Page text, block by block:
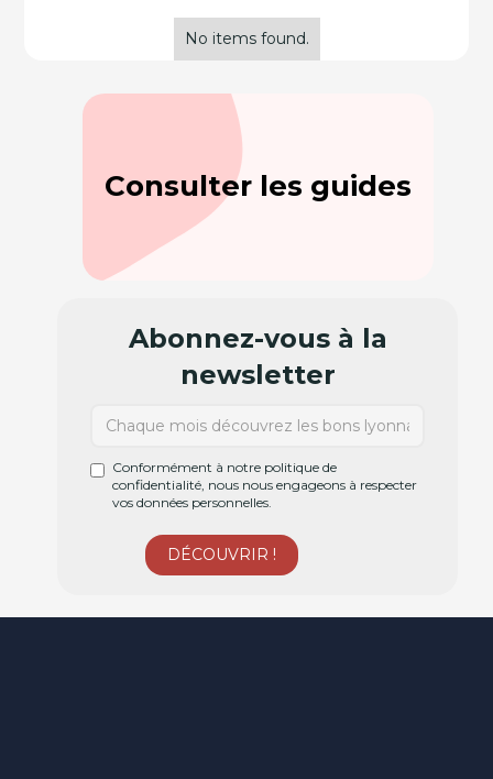
No items found.
Consulter les guides
Abonnez-vous à la
newsletter
Conformément à notre politique de
confidentialité, nous nous engageons à respecter
vos données personnelles.